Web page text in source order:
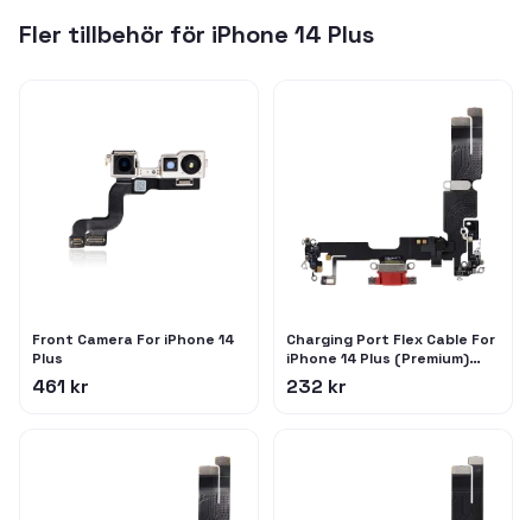
Fler tillbehör för iPhone 14 Plus
Front Camera For iPhone 14
Plus
461 kr
Charging Port Flex Cable For
iPhone 14 Plus (Premium)
(Red)
232 kr